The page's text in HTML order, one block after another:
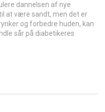
dannelsen af nye
at være sandt, men det er
og forbedre huden, kan
sår på diabetikeres